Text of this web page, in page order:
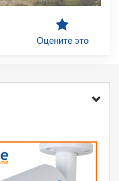
Оцените это